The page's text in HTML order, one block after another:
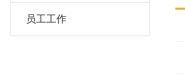
员工工作